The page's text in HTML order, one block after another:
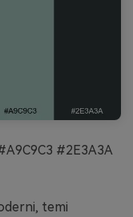
#2E3A3A
temi